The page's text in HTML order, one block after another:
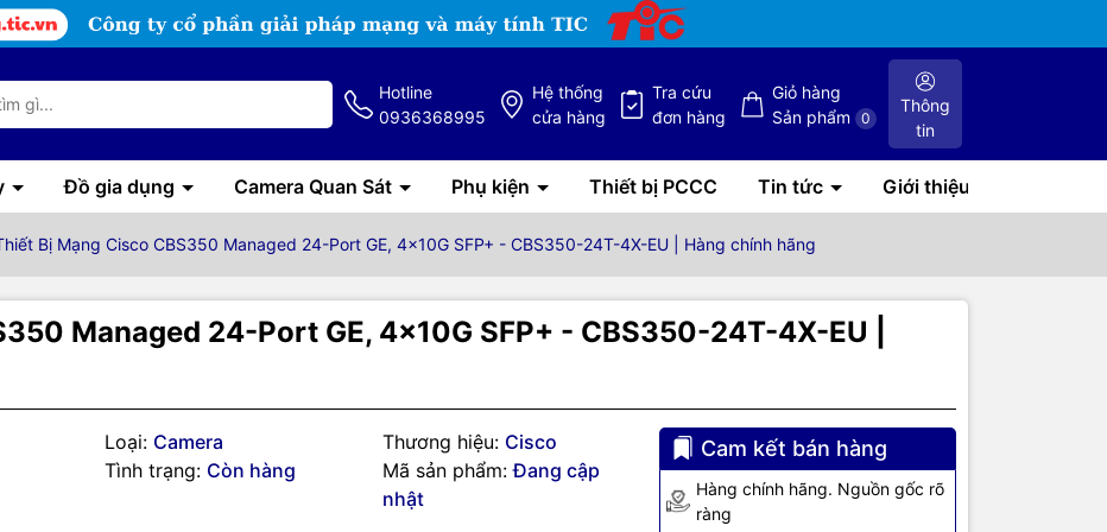
Hotline
0936368995
Hệ thống
cửa hàng
Tra cứu
đơn hàng
Giỏ hàng
Sản phẩm
0
Thông
tin
Đồ gia dụng Camera Quan Sát Phụ kiện Thiết bị PCCC Tin tức Giới thiệu
Bị Mạng Cisco CBS350 Managed 24-Port GE, 4x10G SFP+ - CBS350-24T-4X-EU | Hàng chính hãng
Managed 24-Port GE, 4x10G SFP+ - CBS350-24T-4X-EU |
Loại: Camera Thương hiệu: Cisco
Tình trạng: Còn hàng Mã sản phẩm: Đang cập
nhật
Cam kết bán hàng
Hàng chính hãng. Nguồn gốc rõ
ràng
Thông số kỹ thuật
cung cấp sự kết hợp lý tưởng giữa khả năng
và hiệu quả cho văn phòng nhỏ, đồng thời giúp bạn tạo ra hiệu suất lao động hiệu